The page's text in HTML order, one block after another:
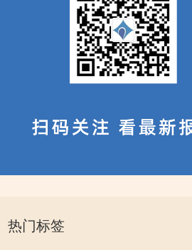
热门标签